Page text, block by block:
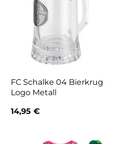
FC Schalke 04 Bierkrug
Logo Metall
14,95 €